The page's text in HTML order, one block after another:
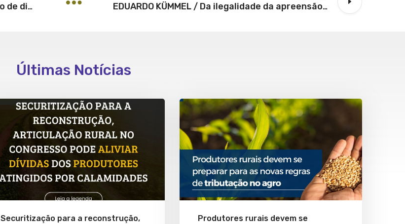
Comum acordo deve preceder instauração de dissídio coletivo de natureza econômica EDUARDO KÜMMEL / Da ilegalidade da apreensão de veículos por falta de pagamento do IPVA
Últimas Notícias
Securitização para a reconstrução,
Produtores rurais devem se